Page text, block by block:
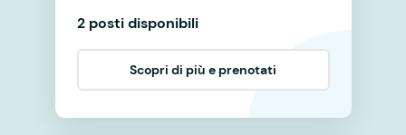
2 posti disponibili
Scopri di più e prenotati